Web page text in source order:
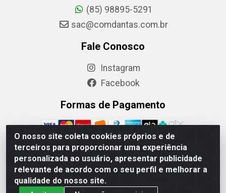
O nosso site coleta cookies próprios e de
terceiros para proporcionar uma experiência
personalizada ao usuário, apresentar publicidade
relevante de acordo com o seu perfil e melhorar a
qualidade do nosso site.
(85) 98895-5291
sac@comdantas.com.br
Fale Conosco
Instagram
Facebook
Formas de Pagamento
Rafael & Dantas LTDA - Rua Floriano Peixoto, 137-
Centro, CEP: 60025-130 | CNPJ: 02.884.314/0001-20